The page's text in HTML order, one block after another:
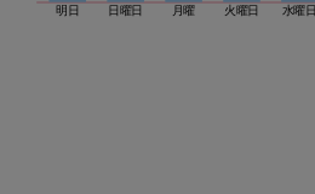
明日 日曜日 月曜 火曜日 水曜日